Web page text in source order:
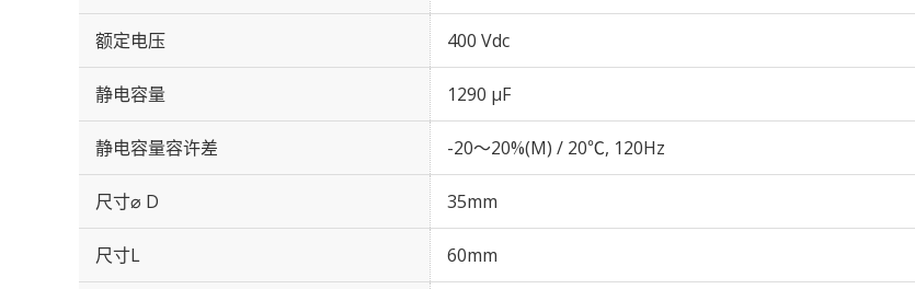
额定电压 400 Vdc
静电容量 1290 µF
静电容量容许差 -20～20%(M) / 20℃, 120Hz
尺寸⌀ D 35mm
尺寸L 60mm